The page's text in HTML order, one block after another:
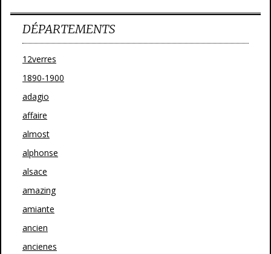
DÉPARTEMENTS
12verres
1890-1900
adagio
affaire
almost
alphonse
alsace
amazing
amiante
ancien
ancienes